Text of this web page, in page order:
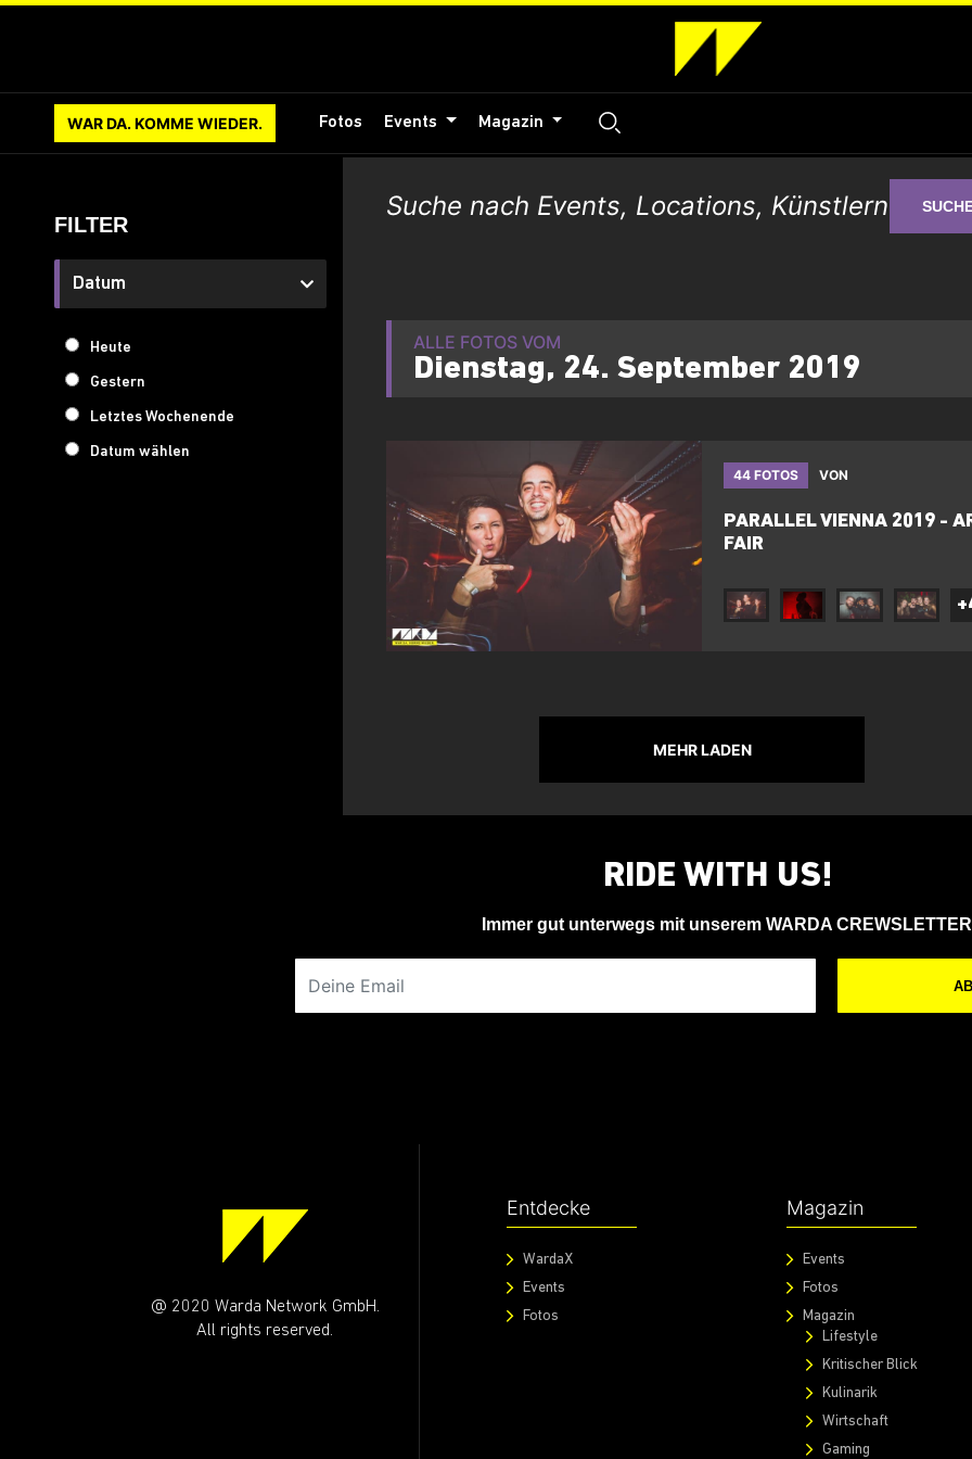
WAR DA. KOMME WIEDER. Fotos Events Magazin
FILTER
Datum
Heute
Gestern
Letztes Wochenende
Datum wählen
ALLE FOTOS VOM
Dienstag, 24. September 2019
44 FOTOS VON
PARALLEL VIENNA 2019 -
FAIR
MEHR LADEN
RIDE WITH US!
Immer gut unterwegs mit unserem WARDA
@ 2020 Warda Network GmbH.
All rights reserved.
Entdecke
WardaX
Events
Fotos
Magazin
Events
Fotos
Magazin
Lifestyle
Kritischer Blick
Kulinarik
Wirtschaft
Gaming